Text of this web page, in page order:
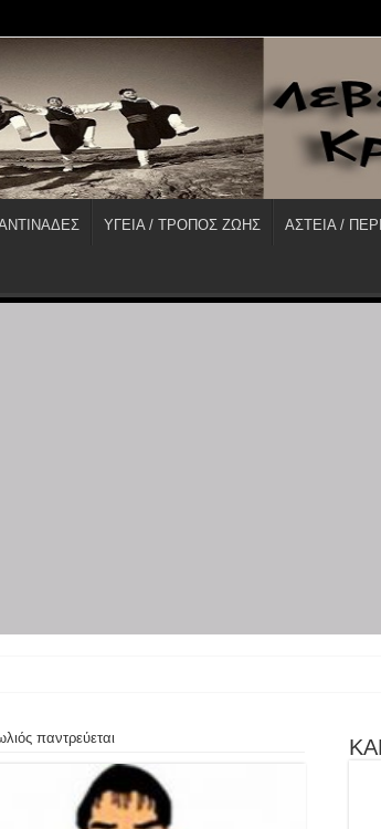
ΥΓΕΙΑ / ΤΡΟΠΟΣ ΖΩΗΣ ΑΣΤΕΙΑ /
παρά
παντρεύεται